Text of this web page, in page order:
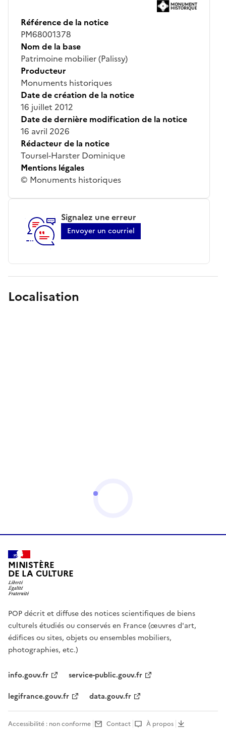
Référence de la notice
PM68001378
Nom de la base
Patrimoine mobilier (Palissy)
Producteur
Monuments historiques
Date de création de la notice
16 juillet 2012
Date de dernière modification de la notice
16 avril 2026
Rédacteur de la notice
Toursel-Harster Dominique
Mentions légales
© Monuments historiques
Signalez une erreur
Envoyer un courriel
Localisation
MINISTÈRE
DE LA CULTURE
POP décrit et diffuse des notices scientifiques de biens
culturels étudiés ou conservés en France (œuvres d'art,
édifices ou sites, objets ou ensembles mobiliers,
photographies, etc.)
info.gouv.fr
service-public.gouv.fr
legifrance.gouv.fr
data.gouv.fr
Accessibilité : non conforme Contact À propos